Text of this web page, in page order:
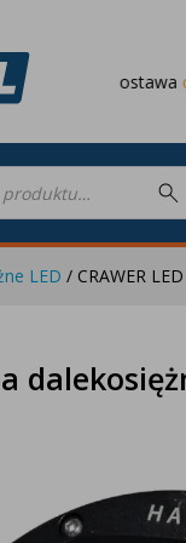
od 649 PLN
Lampy
Lampy
LED / CRAWER